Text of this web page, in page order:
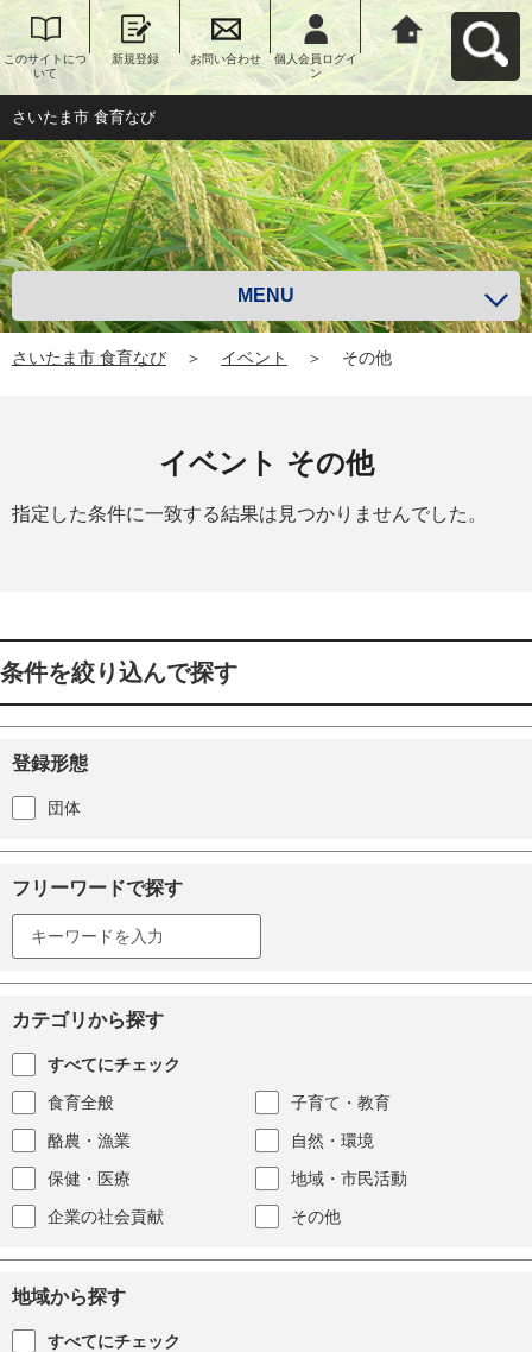
このサイトにつ
いて
新規登録 お問い合わせ
個人会員ログイ
ン
さいたま市 食育
なびへ戻る
さいたま市 食育なび
MENU
さいたま市 食育なび ＞ イベント ＞ その他
イベント その他
指定した条件に一致する結果は見つかりませんでした。
条件を絞り込んで探す
登録形態
団体
フリーワードで探す
カテゴリから探す
すべてにチェック
食育全般
子育て・教育
酪農・漁業
自然・環境
保健・医療
地域・市民活動
企業の社会貢献
その他
地域から探す
すべてにチェック